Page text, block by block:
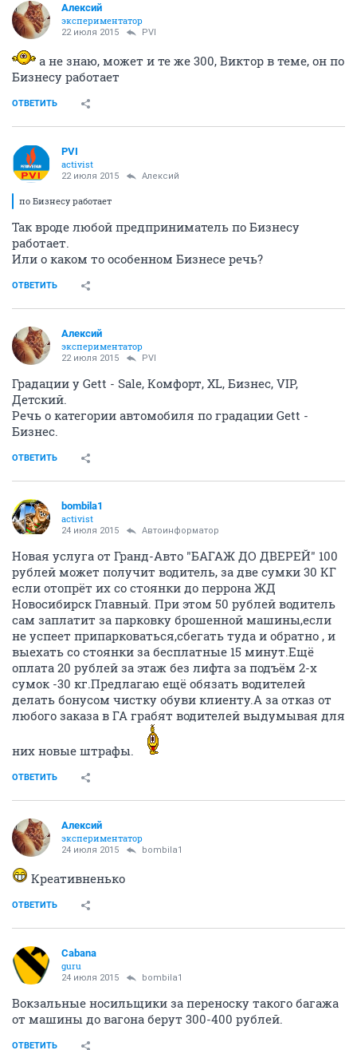
Алексий
экспериментатор
22 июля 2015 PVI
а не знаю, может и те же 300, Виктор в теме, он по
Бизнесу работает
ОТВЕТИТЬ
PVI
activist
22 июля 2015 Алексий
по Бизнесу работает
Так вроде любой предприниматель по Бизнесу
работает.
Или о каком то особенном Бизнесе речь?
ОТВЕТИТЬ
Алексий
экспериментатор
22 июля 2015 PVI
Градации у Gett - Sale, Комфорт, XL, Бизнес, VIP,
Детский.
Речь о категории автомобиля по градации Gett -
Бизнес.
ОТВЕТИТЬ
bombila1
activist
24 июля 2015 Автоинформатор
Новая услуга от Гранд-Авто "БАГАЖ ДО ДВЕРЕЙ" 100
рублей может получит водитель, за две сумки 30 КГ
если отопрёт их со стоянки до перрона ЖД
Новосибирск Главный. При этом 50 рублей водитель
сам заплатит за парковку брошенной машины,если
не успеет припарковаться,сбегать туда и обратно , и
выехать со стоянки за бесплатные 15 минут.Ещё
оплата 20 рублей за этаж без лифта за подъём 2-х
сумок -30 кг.Предлагаю ещё обязать водителей
делать бонусом чистку обуви клиенту.А за отказ от
любого заказа в ГА грабят водителей выдумывая для
них новые штрафы.
ОТВЕТИТЬ
Алексий
экспериментатор
24 июля 2015 bombila1
Креативненько
ОТВЕТИТЬ
Cabana
guru
24 июля 2015 bombila1
Вокзальные носильщики за переноску такого багажа
от машины до вагона берут 300-400 рублей.
ОТВЕТИТЬ